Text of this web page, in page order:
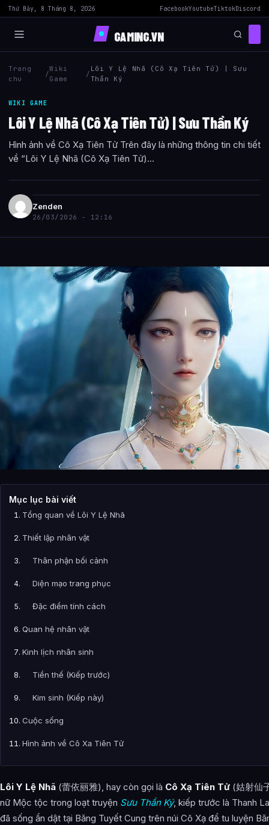
Thứ Bảy, 8 Tháng 8, 2026 FacebookYoutubeTiktokDiscord
GAMING.VN
Trang
chu
/
Wiki
Game
/
Lôi Y Lệ Nhã (Cô Xạ Tiên Tử) | Sưu
Thần Ký
WIKI GAME
Lôi Y Lệ Nhã (Cô Xạ Tiên Tử) | Sưu Thần Ký
Hình ảnh về Cô Xạ Tiên Tử Trên đây là những thông tin chi tiết
về “Lôi Y Lệ Nhã (Cô Xạ Tiên Tử)...
Zenden
26/03/2026 - 12:16
Mục lục bài viết
Tổng quan về Lôi Y Lệ Nhã
Thiết lập nhân vật
Thân phận bối cảnh
Diện mạo trang phục
Đặc điểm tính cách
Quan hệ nhân vật
Kinh lịch nhân sinh
Tiền thế (Kiếp trước)
Kim sinh (Kiếp này)
Cuộc sống
Hình ảnh về Cô Xạ Tiên Tử
Bài Viết Liên Quan
Câu Hỏi Thường Gặp
Lôi Y Lệ Nhã (Cô Xạ Tiên Tử) là ai?
Lôi Y Lệ Nhã (蕾依丽雅), hay còn gọi là Cô Xạ Tiên Tử (姑射仙
nữ Mộc tộc trong loạt truyện Sưu Thần Ký, kiếp trước là Thanh
đã sống ẩn dật tại Băng Tuyết Cung trên núi Cô Xạ để tu luyện